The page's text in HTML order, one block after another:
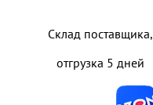
Склад поставщика,
отгрузка 5 дней